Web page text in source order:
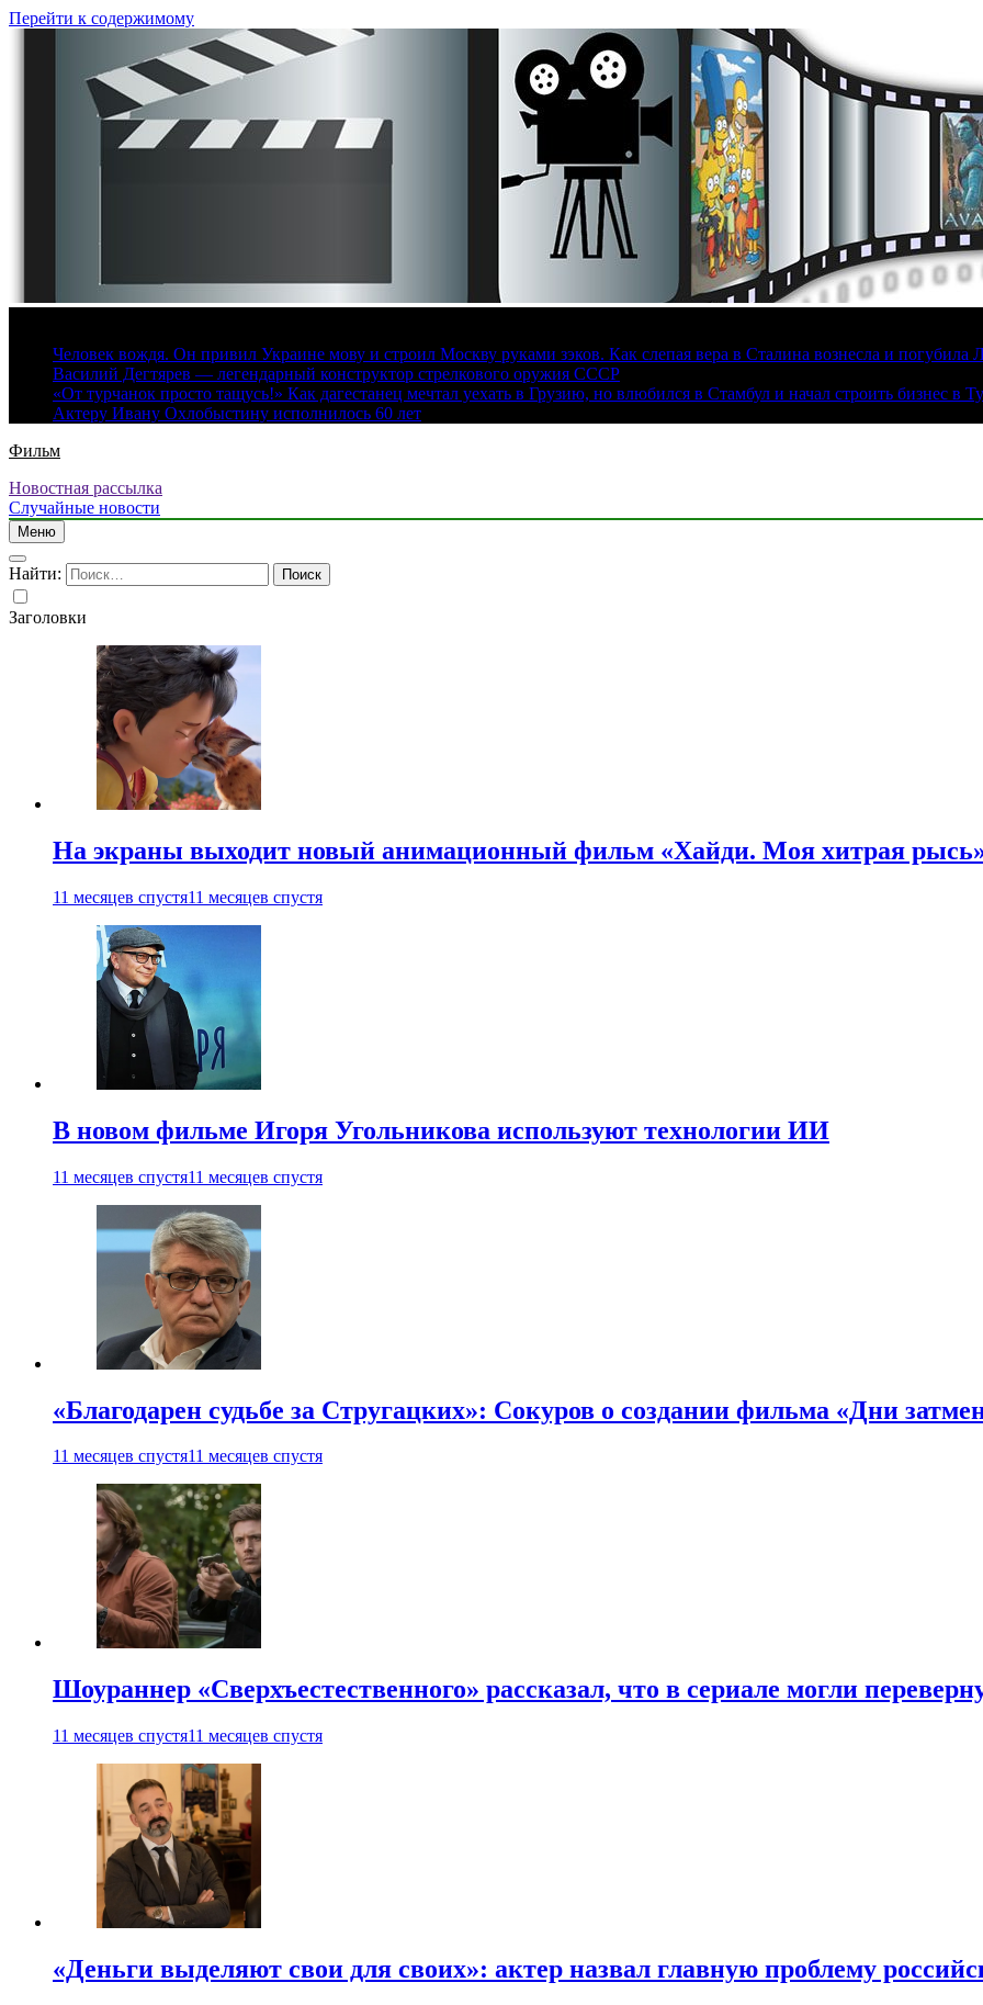
Перейти к содержимому
Человек вождя. Он привил Украине мову и строил Москву руками зэков. Как слепая вера в Сталина вознесла и погубила
Василий Дегтярев — легендарный конструктор стрелкового оружия СССР
«От турчанок просто тащусь!» Как дагестанец мечтал уехать в Грузию, но влюбился в Стамбул и начал строить бизнес в
Актеру Ивану Охлобыстину исполнилось 60 лет
Фильм
Новостная рассылка
Случайные новости
Меню
Найти:
Заголовки
На экраны выходит новый анимационный фильм «Хайди. Моя хитрая
11 месяцев спустя11 месяцев спустя
В новом фильме Игоря Угольникова используют технологии ИИ
11 месяцев спустя11 месяцев спустя
«Благодарен судьбе за Стругацких»: Сокуров о создании фильма «Дни
11 месяцев спустя11 месяцев спустя
Шоураннер «Сверхъестественного» рассказал, что в сериале могли
11 месяцев спустя11 месяцев спустя
«Деньги выделяют свои для своих»: актер назвал главную проблему